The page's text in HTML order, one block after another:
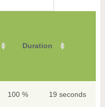
Duration
100 % 19 seconds